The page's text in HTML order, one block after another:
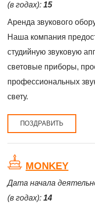
(в годах): 15
Аренда звукового
Наша компания
студийную звуковую
световые приборы,
профессиональных
свету.
ПОЗДРАВИТЬ
MONKEY
Дата начала
(в годах): 14